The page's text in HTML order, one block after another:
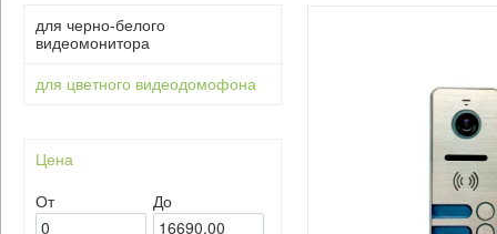
для черно-белого
видеомонитора
для цветного видеодомофона
Цена
От До